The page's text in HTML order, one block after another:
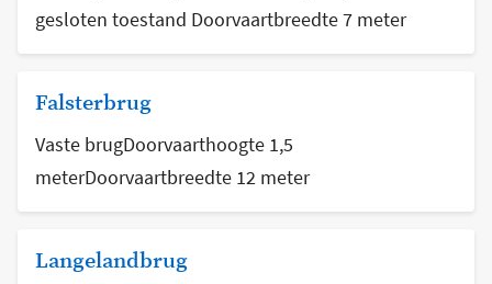
gesloten toestand Doorvaartbreedte 7 meter
Falsterbrug
Vaste brugDoorvaarthoogte 1,5
meterDoorvaartbreedte 12 meter
Langelandbrug